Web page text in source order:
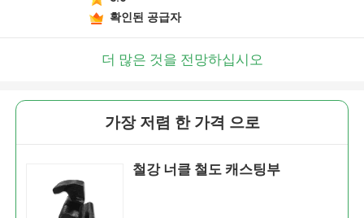
확인된 공급자
더 많은 것을 전망하십시오
가장 저렴 한 가격 으로
철강 너클 철도 캐스팅부